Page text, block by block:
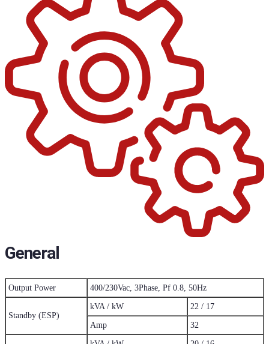
General
Output Power 400/230Vac, 3Phase, Pf 0.8, 50Hz
Standby (ESP)
kVA / kW 22 / 17
Amp 32